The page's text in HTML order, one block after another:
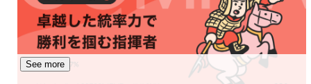
2027年　売上高100億円　社員数75名
▍案件事例
￣￣￣￣￣￣￣￣￣￣
弊社が得意としてるWeb広告を使ったビジネスモデルに
See more